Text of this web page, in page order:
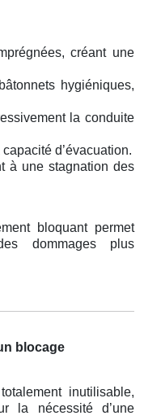
créant une
hygiéniques,
la conduite
d’évacuation.
à une stagnation des
bloquant permet
dommages plus
blocage
inutilisable,
la nécessité d’une